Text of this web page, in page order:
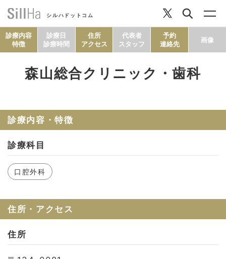
シルハドットコム
診療内容
特徴
診療日
診療時間
住所
アクセス
代表者
スタッフ
予約
連絡先
画像
森山総合クリニック・歯科
診療内容・特徴
診療科目
口腔外科
住所・アクセス
住所